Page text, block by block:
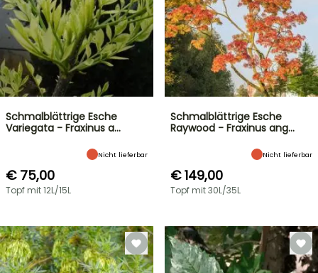
Schmalblättrige Esche
Variegata - Fraxinus a…
Nicht lieferbar
€ 75,00
Topf mit 12L/15L
Schmalblättrige Esche
Raywood - Fraxinus ang…
Nicht lieferbar
€ 149,00
Topf mit 30L/35L